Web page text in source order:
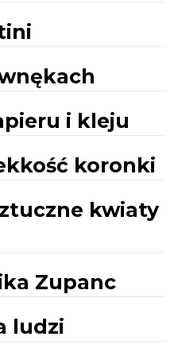
i kleju
koronki
kwiaty
Zupanc
ludzi